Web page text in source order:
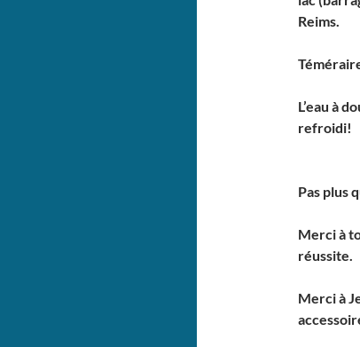
Reims.
L’eau à
refroidi!
Pas plus
Merci à
réussite.
Merci à